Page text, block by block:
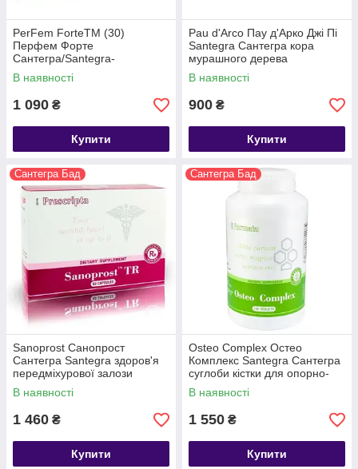
PerFem ForteTM (30)
Перфем Форте
Сантегра/Santegra-
гормональний баланс
жіночого організму
В наявності
1 090 ₴
Купити
Pau d'Arco Пау д'Арко Джі Пі
Santegra Сантегра кора
мурашного дерева
В наявності
900 ₴
Купити
Сантегра Бад
Sanoprost Санопрост
Сантегра Santegra здоров'я
передміхурової залози
В наявності
1 460 ₴
Купити
Сантегра Бад
Osteo Complex Остео
Комплекс Santegra Сантегра
суглоби кістки для опорно-
рухової системи
В наявності
1 550 ₴
Купити